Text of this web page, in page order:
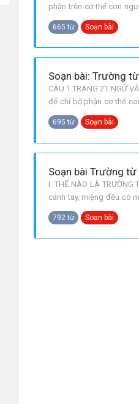
phận trên cơ thể con
trong văn bản Trong lòng
665 từ Soạn bài
Soạn bài: Trường
CÂU 1 TRANG 21 NGỮ
để chỉ bộ phận cơ thể
Trong lòng mẹ: Thầy,
695 từ Soạn bài
Soạn bài Trường
I. THẾ NÀO LÀ
cánh tay, miệng đều có
thuộc trường từ vựng
792 từ Soạn bài